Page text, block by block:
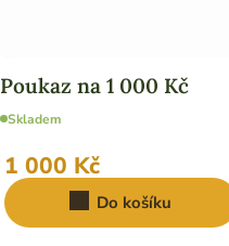
Poukaz na 1 000 Kč
Skladem
1 000 Kč
Do košíku